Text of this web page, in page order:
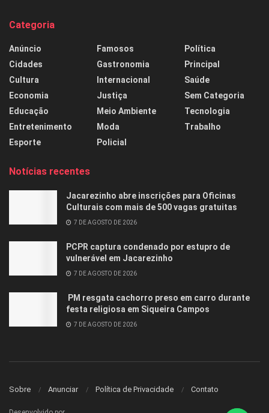
Categoria
Anúncio
Cidades
Cultura
Economia
Educação
Entretenimento
Esporte
Famosos
Gastronomia
Internacional
Justiça
Meio Ambiente
Moda
Policial
Política
Principal
Saúde
Sem Categoria
Tecnologia
Trabalho
Notícias recentes
Jacarezinho abre inscrições para Oficinas
Culturais com mais de 500 vagas gratuitas
7 DE AGOSTO DE 2026
PCPR captura condenado por estupro de
vulnerável em Jacarezinho
7 DE AGOSTO DE 2026
PM resgata cachorro preso em carro durante
festa religiosa em Siqueira Campos
7 DE AGOSTO DE 2026
Sobre Anunciar Política de Privacidade Contato